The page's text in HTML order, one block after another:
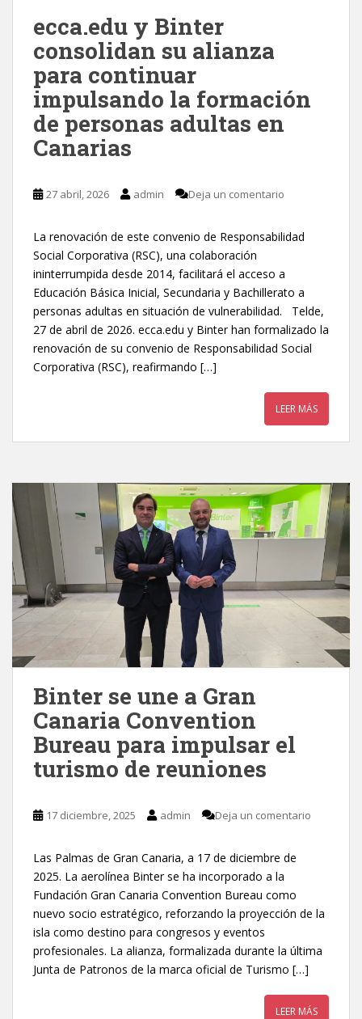
ecca.edu y Binter
consolidan su alianza
para continuar
impulsando la formación
de personas adultas en
Canarias
27 abril, 2026 admin Deja un comentario
La renovación de este convenio de Responsabilidad
Social Corporativa (RSC), una colaboración
ininterrumpida desde 2014, facilitará el acceso a
Educación Básica Inicial, Secundaria y Bachillerato a
personas adultas en situación de vulnerabilidad. Telde,
27 de abril de 2026. ecca.edu y Binter han formalizado la
renovación de su convenio de Responsabilidad Social
Corporativa (RSC), reafirmando […]
LEER MÁS
Binter se une a Gran
Canaria Convention
Bureau para impulsar el
turismo de reuniones
17 diciembre, 2025 admin Deja un comentario
Las Palmas de Gran Canaria, a 17 de diciembre de
2025. La aerolínea Binter se ha incorporado a la
Fundación Gran Canaria Convention Bureau como
nuevo socio estratégico, reforzando la proyección de la
isla como destino para congresos y eventos
profesionales. La alianza, formalizada durante la última
Junta de Patronos de la marca oficial de Turismo […]
LEER MÁS